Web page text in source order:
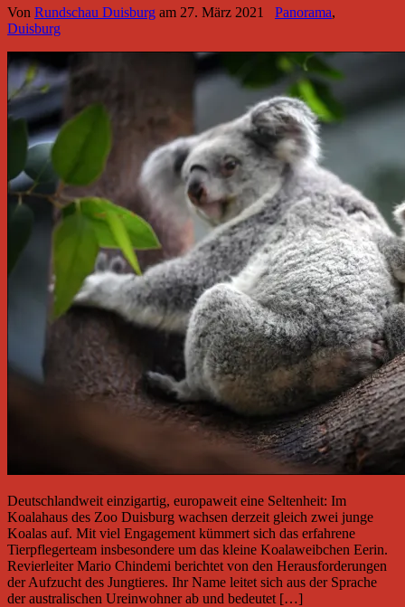
Von Rundschau Duisburg am 27. März 2021 Panorama,
Duisburg
Deutschlandweit einzigartig, europaweit eine Seltenheit: Im
Koalahaus des Zoo Duisburg wachsen derzeit gleich zwei junge
Koalas auf. Mit viel Engagement kümmert sich das erfahrene
Tierpflegerteam insbesondere um das kleine Koalaweibchen Eerin.
Revierleiter Mario Chindemi berichtet von den Herausforderungen
der Aufzucht des Jungtieres. Ihr Name leitet sich aus der Sprache
der australischen Ureinwohner ab und bedeutet […]